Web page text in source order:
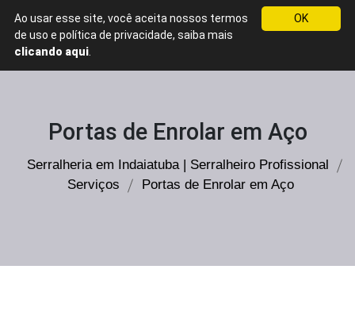
WhatsApp
Serralheria
em
ProfissionalPortas de Enrolar em Aço
Serralheria em Indaiatuba | Serralheiro Profissional
Serviços
Portas de Enrolar em Aço
OK
Ao usar esse site, você aceita nossos termos
de uso e política de privacidade, saiba mais
clicando aqui